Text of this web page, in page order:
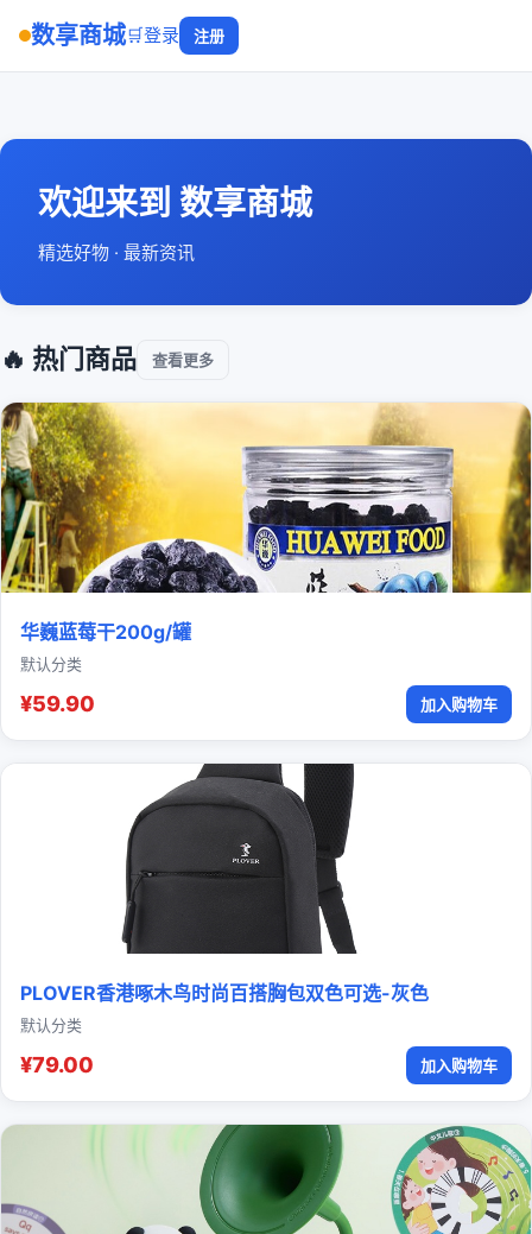
数享商城🛒登录 注册
欢迎来到 数享商城
精选好物 · 最新资讯
🔥 热门商品 查看更多
华巍蓝莓干200g/罐
默认分类
¥59.90 加入购物车
PLOVER香港啄木鸟时尚百搭胸包双色可选-灰色
默认分类
¥79.00 加入购物车